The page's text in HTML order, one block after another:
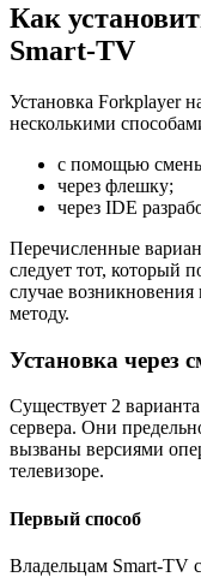
Как
Smart-TV
Установка Forkplayer
несколькими
с помощью
через флешку;
через IDE
Перечисленные
следует тот, который
случае
методу.
Установка через
Существует 2
сервера. Они
вызваны версиями
телевизоре.
Первый способ
Владельцам Smart-TV